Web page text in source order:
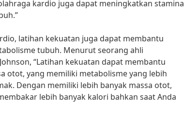
kardio juga dapat meningkatkan stamina
latihan kekuatan juga dapat membantu
tubuh. Menurut seorang ahli
“Latihan kekuatan dapat membantu
otot, yang memiliki metabolisme yang lebih
Dengan memiliki lebih banyak massa otot,
lebih banyak kalori bahkan saat Anda